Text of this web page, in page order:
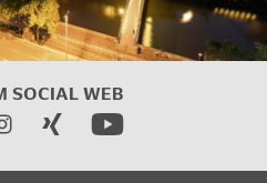
SOCIAL WEB